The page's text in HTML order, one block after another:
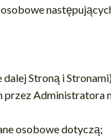
Stroną i
przez Administratora
osobowe dotyczą;